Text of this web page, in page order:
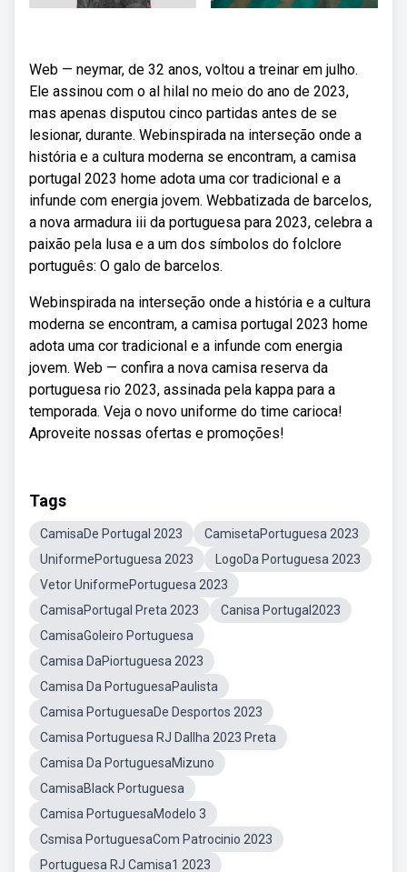
Web — neymar, de 32 anos, voltou a treinar em julho.
Ele assinou com o al hilal no meio do ano de 2023,
mas apenas disputou cinco partidas antes de se
lesionar, durante. Webinspirada na interseção onde a
história e a cultura moderna se encontram, a camisa
portugal 2023 home adota uma cor tradicional e a
infunde com energia jovem. Webbatizada de barcelos,
a nova armadura iii da portuguesa para 2023, celebra a
paixão pela lusa e a um dos símbolos do folclore
português: O galo de barcelos.
Webinspirada na interseção onde a história e a cultura
moderna se encontram, a camisa portugal 2023 home
adota uma cor tradicional e a infunde com energia
jovem. Web — confira a nova camisa reserva da
portuguesa rio 2023, assinada pela kappa para a
temporada. Veja o novo uniforme do time carioca!
Aproveite nossas ofertas e promoções!
Tags
CamisaDe Portugal 2023
CamisetaPortuguesa 2023
UniformePortuguesa 2023
LogoDa Portuguesa 2023
Vetor UniformePortuguesa 2023
CamisaPortugal Preta 2023
Canisa Portugal2023
CamisaGoleiro Portuguesa
Camisa DaPiortuguesa 2023
Camisa Da PortuguesaPaulista
Camisa PortuguesaDe Desportos 2023
Camisa Portuguesa RJ DaIlha 2023 Preta
Camisa Da PortuguesaMizuno
CamisaBlack Portuguesa
Camisa PortuguesaModelo 3
Csmisa PortuguesaCom Patrocinio 2023
Portuguesa RJ Camisa1 2023